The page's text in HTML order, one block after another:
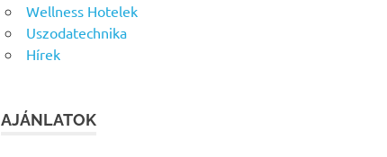
Wellness Hotelek
Uszodatechnika
Hírek
AJÁNLATOK